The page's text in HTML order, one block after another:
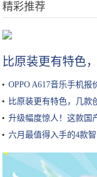
精彩推荐
比原装更有特色
OPPO A617音乐手机
比原装更有特色，几款
升级幅度惊人！这款国
六月最值得入手的4款